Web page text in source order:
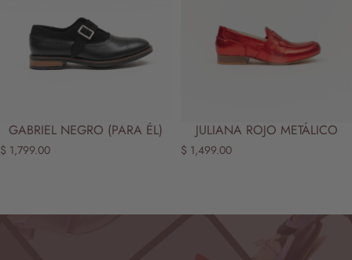
GABRIEL NEGRO (PARA ÉL)
$ 1,799.00
JULIANA ROJO METÁLICO
$ 1,499.00